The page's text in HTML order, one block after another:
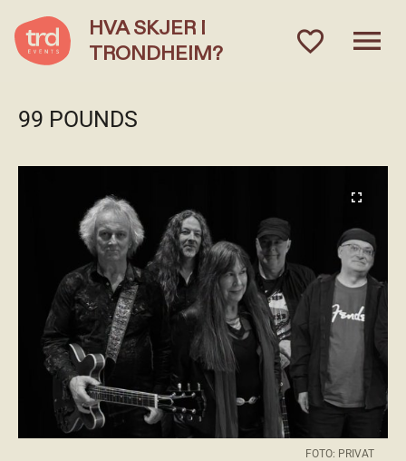
HVA SKJER I
TRONDHEIM?
favorite_outlinedmenu
99 POUNDS
fullscreen
FOTO: PRIVAT